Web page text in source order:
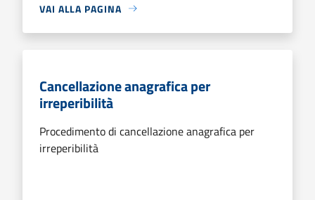
VAI ALLA PAGINA
Cancellazione anagrafica per
irreperibilità
Procedimento di cancellazione anagrafica per
irreperibilità